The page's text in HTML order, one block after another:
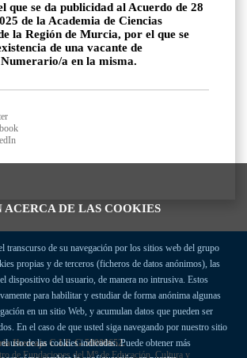
DE LAS COOKIES
transcurso de su navegación por los sitios web del grupo
propias y de terceros (ficheros de datos anónimos), las
el dispositivo del usuario, de manera no intrusiva. Estos
para habilitar y estudiar de forma anónima algunas
en un sitio Web, y acumulan datos que pueden ser
En el caso de que usted siga navegando por nuestro sitio
uso de las cookies indicadas. Puede obtener más
que se da publicidad al Acuerdo de 28
de la Academia de Ciencias
la Región de Murcia, por el que se
de una vacante de
a en la misma.
Ibercaja C.I.F. G-50000652.
de Fundaciones del Mº de Educación, Cultura y